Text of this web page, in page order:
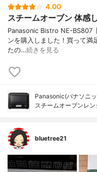
4.00
スチームオーブン 体感
Panasonic Bistro NE-BS807
ンを購入しました！買って満
たの…続きを見る
Panasonic(パナソニ
スチームオーブンレ
bluetree21